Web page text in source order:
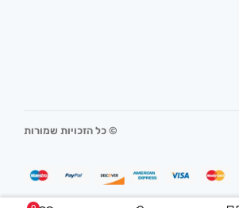
© כל הזכויות שמורות